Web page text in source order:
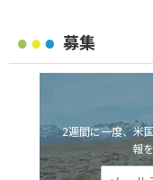
募集
2週間に一度、米
報